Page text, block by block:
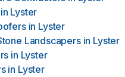
in Lyster
in Lyster
Landscapers in Lyster
in Lyster
in Lyster